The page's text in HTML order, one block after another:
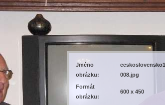
Jméno
obrázku:
008.jpg
Formát
obrázku:
600 x 450